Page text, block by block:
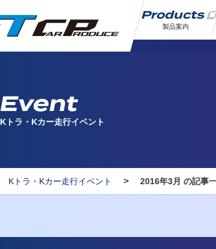
Products
製品案内
Event
Kトラ・Kカー走行イベント
Kトラ・Kカー走行イベント > 2016年3月 の記事